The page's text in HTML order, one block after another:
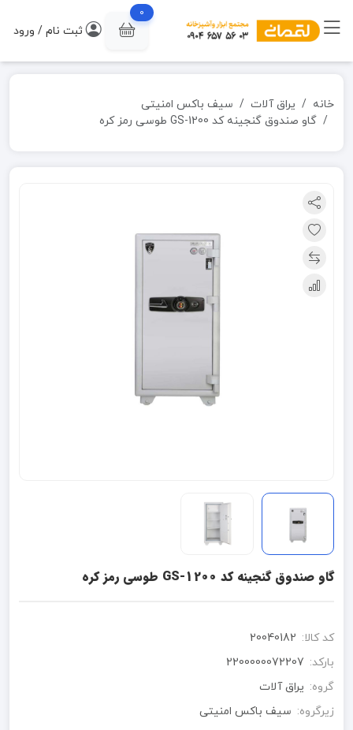
0
ثبت نام / ورود
خانه یراق آلات
سیف باکس امنیتی
گاو صندوق گنجینه کد GS-1200 طوسی رمز کره
گاو صندوق گنجینه کد GS-1200 طوسی رمز کره
کد کالا: 20040182
بارکد: 2200000072207
گروه: یراق آلات
زیرگروه: سیف باکس امنیتی